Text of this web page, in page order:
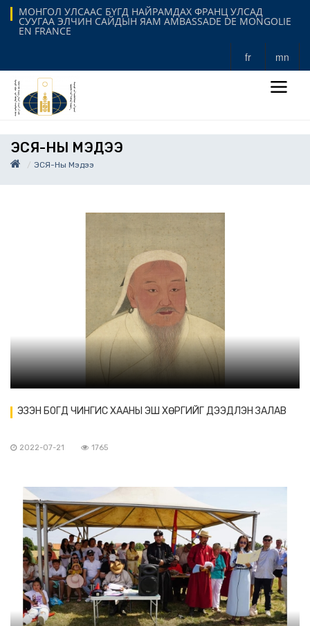
МОНГОЛ УЛСААС БҮГД НАЙРАМДАХ ФРАНЦ УЛСАД
СУУГАА ЭЛЧИН САЙДЫН ЯАМ AMBASSADE DE MONGOLIE
EN FRANCE
fr mn
ЭСЯ-НЫ МЭДЭЭ
ЭСЯ-Ны Мэдээ
ЭЗЭН БОГД ЧИНГИС ХААНЫ ЭШ ХӨРГИЙГ ДЭЭДЛЭН ЗАЛАВ
2022-07-21 1765